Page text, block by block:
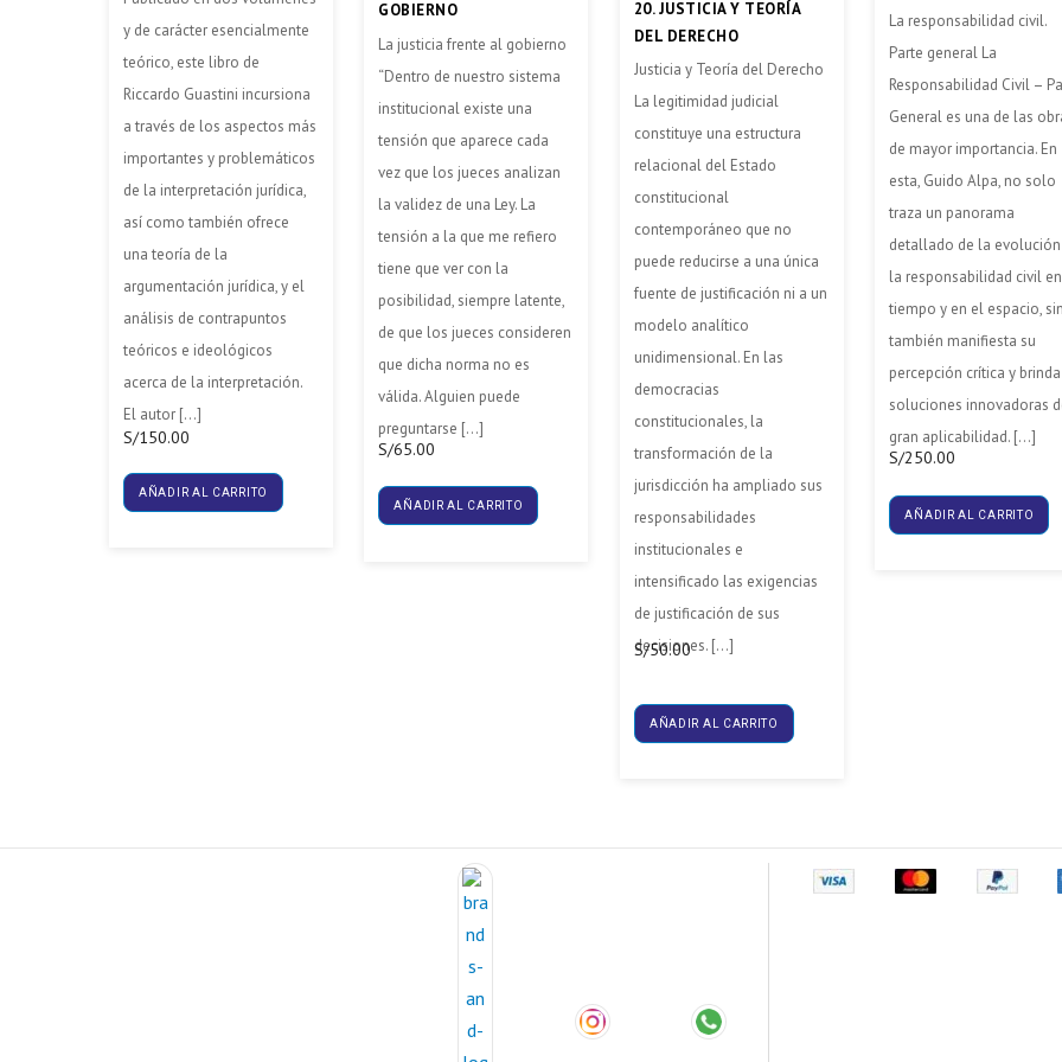
S/150.00
y de carácter esencialmente
teórico, este libro de
Riccardo Guastini incursiona
a través de los aspectos más
importantes y problemáticos
de la interpretación jurídica,
así como también ofrece
una teoría de la
argumentación jurídica, y el
análisis de contrapuntos
teóricos e ideológicos
acerca de la interpretación.
El autor […]
AÑADIR AL CARRITO
GOBIERNO
S/65.00
La justicia frente al gobierno
“Dentro de nuestro sistema
institucional existe una
tensión que aparece cada
vez que los jueces analizan
la validez de una Ley. La
tensión a la que me refiero
tiene que ver con la
posibilidad, siempre latente,
de que los jueces consideren
que dicha norma no es
válida. Alguien puede
preguntarse […]
AÑADIR AL CARRITO
20. JUSTICIA Y TEORÍA
DEL DERECHO
S/50.00
Justicia y Teoría del Derecho
La legitimidad judicial
constituye una estructura
relacional del Estado
constitucional
contemporáneo que no
puede reducirse a una única
fuente de justificación ni a un
modelo analítico
unidimensional. En las
democracias
constitucionales, la
transformación de la
jurisdicción ha ampliado sus
responsabilidades
institucionales e
intensificado las exigencias
de justificación de sus
decisiones. […]
AÑADIR AL CARRITO
S/250.00
La responsabilidad civil.
Parte general La
Responsabilidad Civil –
General es una de las
de mayor importancia. En
esta, Guido Alpa, no solo
traza un panorama
detallado de la evolución
la responsabilidad civil
tiempo y en el espacio,
también manifiesta su
percepción crítica y brinda
soluciones innovadoras
gran aplicabilidad. […]
AÑADIR AL CARRITO